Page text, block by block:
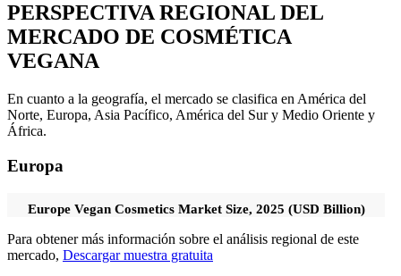
PERSPECTIVA REGIONAL DEL
MERCADO DE COSMÉTICA
VEGANA
En cuanto a la geografía, el mercado se clasifica en América del
Norte, Europa, Asia Pacífico, América del Sur y Medio Oriente y
África.
Europa
Europe Vegan Cosmetics Market Size, 2025 (USD Billion)
Para obtener más información sobre el análisis regional de este
mercado, Descargar muestra gratuita